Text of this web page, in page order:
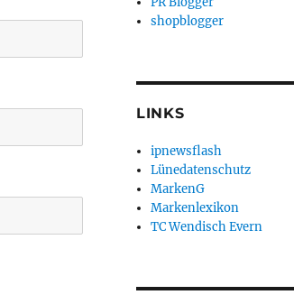
shopblogger
LINKS
ipnewsflash
Lünedatenschutz
MarkenG
Markenlexikon
TC Wendisch Evern